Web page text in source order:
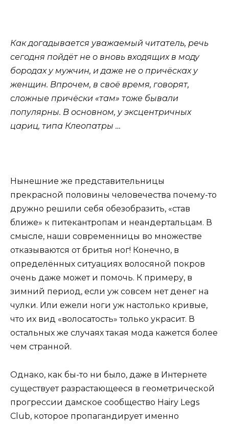
Как догадывается уважаемый читатель, речь
сегодня пойдёт не о вновь входящих в моду
бородах у мужчин, и даже не о причёсках у
женщин. Впрочем, в своё время, говорят,
сложные причёски «там» тоже бывали
популярны. В основном, у эксцентричных
цариц, типа Клеопатры …
Нынешние же представительницы
прекрасной половины человечества почему-то
дружно решили себя обезобразить, «став
ближе» к питекантропам и неандертальцам. В
смысле, наши современницы во множестве
отказываются от бритья ног! Конечно, в
определённых ситуациях волосяной покров
очень даже может и помочь. К примеру, в
зимний период, если уж совсем нет денег на
чулки. Или ежели ноги уж настолько кривые,
что их вид «волосатость» только украсит. В
остальных же случаях такая мода кажется более
чем странной.
Однако, как бы-то ни было, даже в Интернете
существует разрастающееся в геометрической
прогрессии дамское сообщество Hairy Legs
Club, которое пропагандирует именно